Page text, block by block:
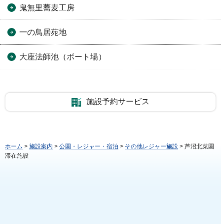
鬼無里蕎麦工房
一の鳥居苑地
大座法師池（ボート場）
施設予約サービス
ホーム > 施設案内 > 公園・レジャー・宿泊 > その他レジャー施設 > 芦沼北菜園
滞在施設